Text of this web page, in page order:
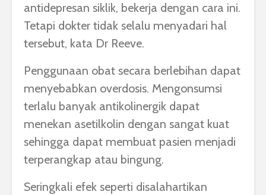
antidepresan siklik, bekerja dengan cara ini.
Tetapi dokter tidak selalu menyadari hal
tersebut, kata Dr Reeve.
Penggunaan obat secara berlebihan dapat
menyebabkan overdosis. Mengonsumsi
terlalu banyak antikolinergik dapat
menekan asetilkolin dengan sangat kuat
sehingga dapat membuat pasien menjadi
terperangkap atau bingung.
Seringkali efek seperti disalahartikan